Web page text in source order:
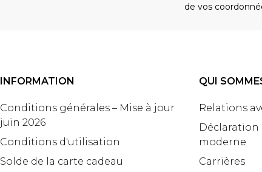
de vos
INFORMATION
Conditions générales – Mise à jour
juin 2026
Conditions d'utilisation
Solde de la carte cadeau
QUI
Relations
Déclaration
moderne
Carrières